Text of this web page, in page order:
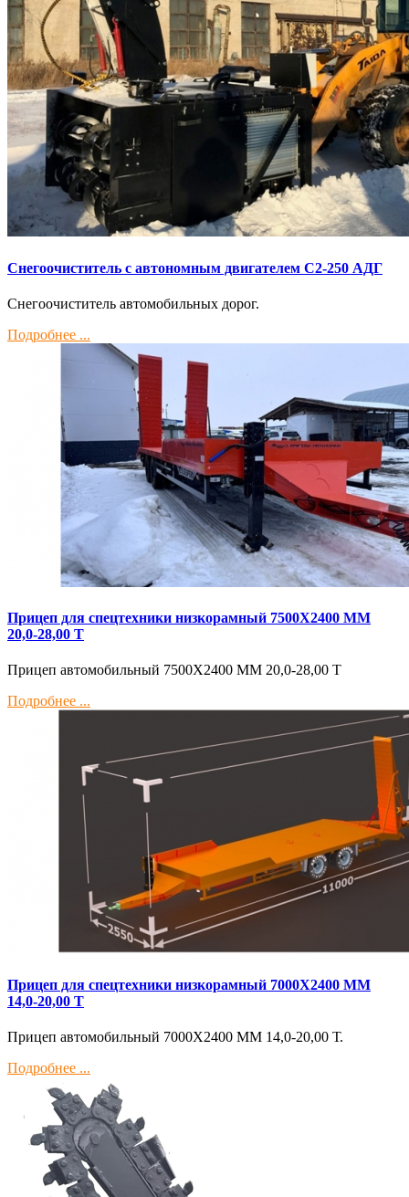
Снегоочиститель с автономным двигателем С2-250 АДГ
Снегоочиститель автомобильных дорог.
Подробнее ...
Прицеп для спецтехники низкорамный 7500Х2400 ММ
20,0-28,00 Т
Прицеп автомобильный 7500Х2400 ММ 20,0-28,00 Т
Подробнее ...
Прицеп для спецтехники низкорамный 7000Х2400 ММ
14,0-20,00 Т
Прицеп автомобильный 7000Х2400 ММ 14,0-20,00 Т.
Подробнее ...